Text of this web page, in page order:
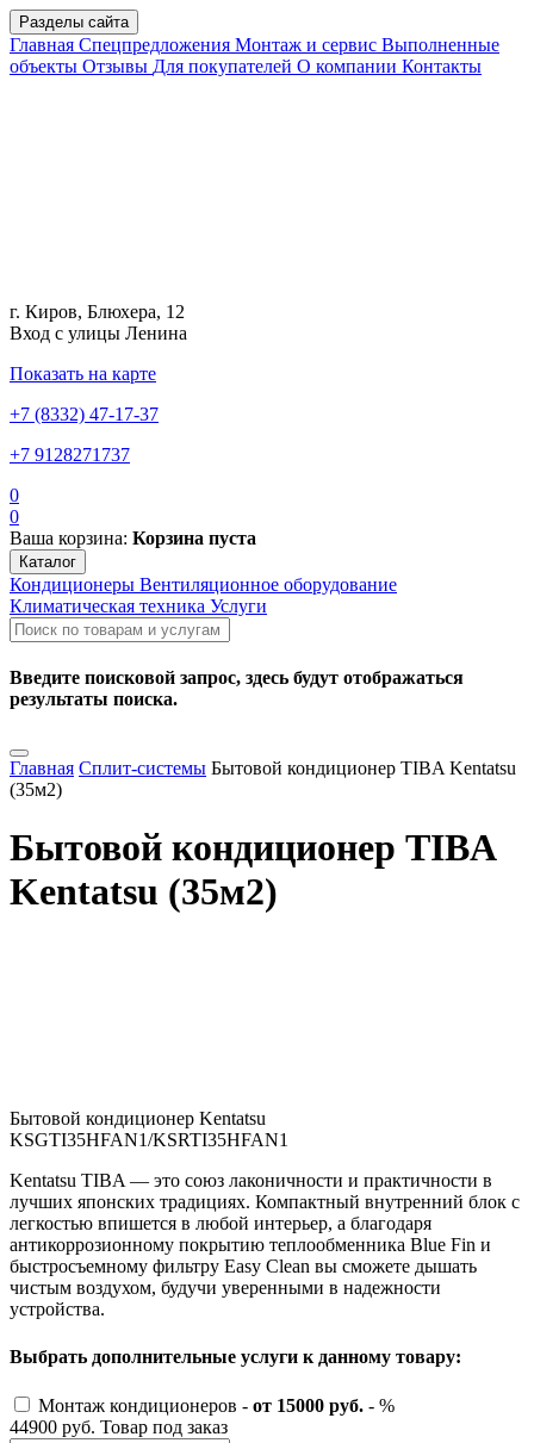
Разделы сайта
Главная Спецпредложения Монтаж и сервис Выполненные
объекты Отзывы Для покупателей О компании Контакты
г. Киров, Блюхера, 12
Вход с улицы Ленина
Показать на карте
+7 (8332) 47-17-37
+7 9128271737
0
0
Ваша корзина: Корзина пуста
Каталог
Кондиционеры Вентиляционное оборудование
Климатическая техника Услуги
Введите поисковой запрос, здесь будут отображаться
результаты поиска.
Главная Сплит-системы Бытовой кондиционер TIBA Kentatsu
(35м2)
Бытовой кондиционер TIBA
Kentatsu (35м2)
Бытовой кондиционер Kentatsu
KSGTI35HFAN1/KSRTI35HFAN1
Kentatsu TIBA — это союз лаконичности и практичности в
лучших японских традициях. Компактный внутренний блок с
легкостью впишется в любой интерьер, а благодаря
антикоррозионному покрытию теплообменника Blue Fin и
быстросъемному фильтру Easy Clean вы сможете дышать
чистым воздухом, будучи уверенными в надежности
устройства.
Выбрать дополнительные услуги к данному товару:
Монтаж кондиционеров - от 15000 руб. - %
44900 руб. Товар под заказ